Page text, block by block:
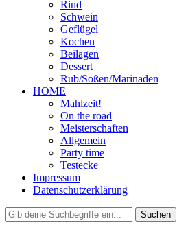
Rind
Schwein
Geflügel
Kochen
Beilagen
Dessert
Rub/Soßen/Marinaden
HOME
Mahlzeit!
On the road
Meisterschaften
Allgemein
Party time
Testecke
Impressum
Datenschutzerklärung